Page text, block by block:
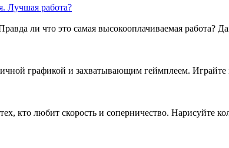
Лучшая работа?
ли что это самая высокооплачиваемая работа?
графикой и захватывающим геймплеем. Играйте
кто любит скорость и соперничество. Нарисуйте